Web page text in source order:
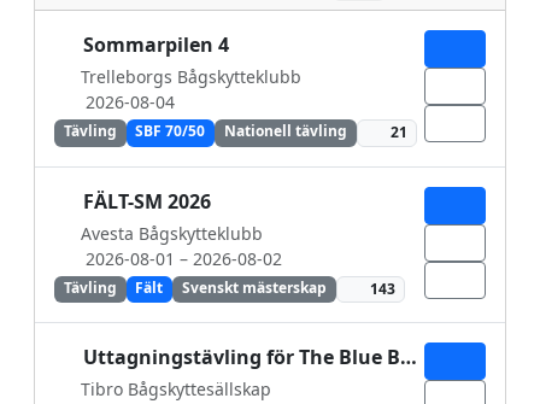
Sommarpilen 4
Trelleborgs Bågskytteklubb
2026-08-04
Tävling SBF 70/50 Nationell tävling 21
FÄLT-SM 2026
Avesta Bågskytteklubb
2026-08-01 – 2026-08-02
Tävling Fält Svenskt mästerskap 143
Uttagningstävling för The Blue Bear Elite Group
Tibro Bågskyttesällskap